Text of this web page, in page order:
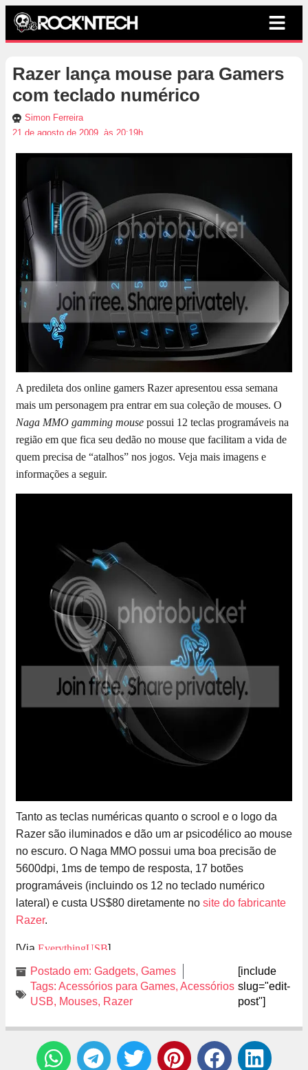
Razer lança mouse para Gamers
com teclado numérico
Simon Ferreira
21 de agosto de 2009, às 20:19h
A predileta dos online gamers Razer apresentou essa semana
mais um personagem pra entrar em sua coleção de mouses. O
Naga MMO gamming mouse possui 12 teclas programáveis na
região em que fica seu dedão no mouse que facilitam a vida de
quem precisa de “atalhos” nos jogos. Veja mais imagens e
informações a seguir.
Tanto as teclas numéricas quanto o scrool e o logo da
Razer são iluminados e dão um ar psicodélico ao mouse
no escuro. O Naga MMO possui uma boa precisão de
5600dpi, 1ms de tempo de resposta, 17 botões
programáveis (incluindo os 12 no teclado numérico
lateral) e custa US$80 diretamente no site do fabricante
Razer.
[Via EverythingUSB]
Postado em: Gadgets, Games
Tags: Acessórios para Games, Acessórios
USB, Mouses, Razer
[include
slug="edit-
post"]